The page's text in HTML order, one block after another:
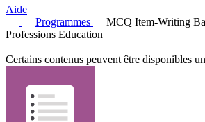
Aide
Programmes
MCQ Item-Writing
Professions Education
Certains contenus peuvent être disponibles